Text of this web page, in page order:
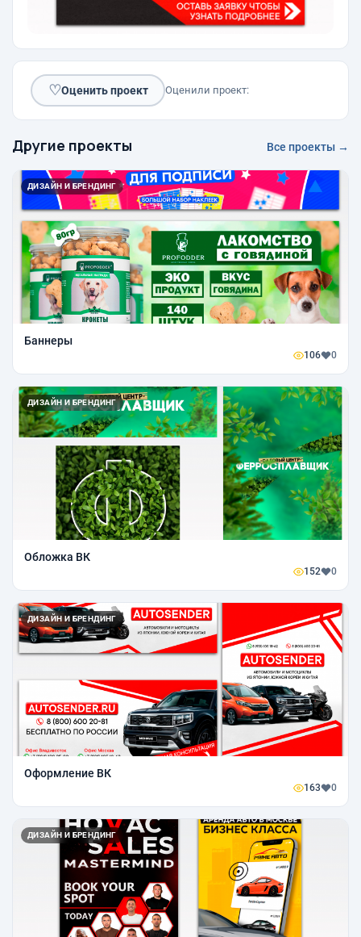
♡Оценить проект Оценили проект:
Другие проекты Все проекты →
ДИЗАЙН И БРЕНДИНГ
Баннеры
106 0
ДИЗАЙН И БРЕНДИНГ
Обложка ВК
152 0
ДИЗАЙН И БРЕНДИНГ
Оформление ВК
163 0
ДИЗАЙН И БРЕНДИНГ